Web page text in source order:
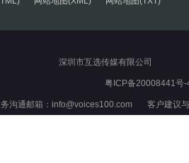
深圳市互选传媒有限公司
粤ICP备20008441号-
务沟通邮箱：info@voices100.com 客户建议